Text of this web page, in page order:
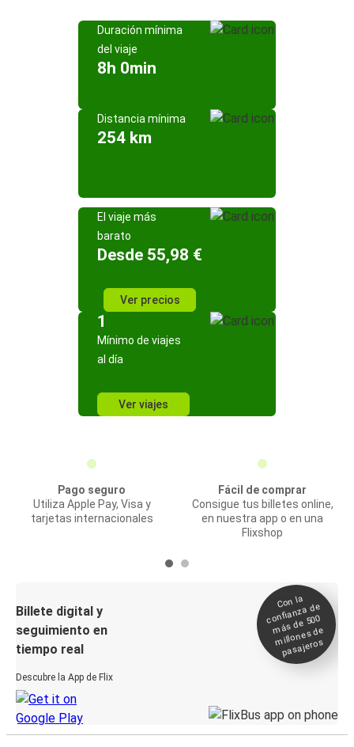
Duración mínima
del viaje
8h 0min
Distancia mínima
254 km
El viaje más
barato
Desde 55,98 €
Ver precios
1
Mínimo de viajes
al día
Ver viajes
Pago seguro
Utiliza Apple Pay, Visa y
tarjetas internacionales
Fácil de comprar
Consigue tus billetes online,
en nuestra app o en una
Flixshop
Billete digital y
seguimiento en
tiempo real
Descubre la App de Flix
Con la
confianza de
más de 500
millones de
pasajeros